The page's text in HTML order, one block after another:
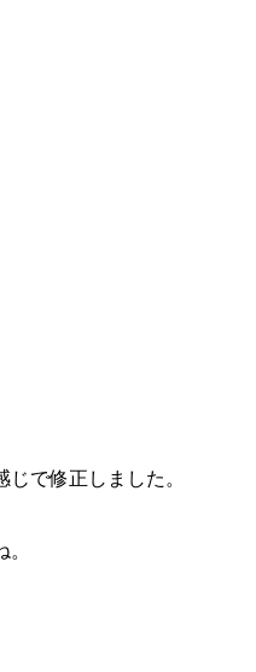
で修正しました。